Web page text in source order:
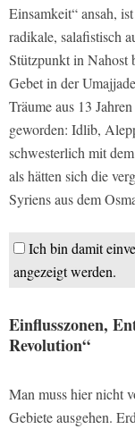
Einsamkeit“ ansah,
radikale, salafistisch
Stützpunkt in Nahost
Gebet in der
Träume aus 13
geworden: Idlib,
schwesterlich mit
als hätten sich die
Syriens aus dem
Ich bin damit
angezeigt werden.
Einflusszonen,
Revolution“
Man muss hier nicht
Gebiete ausgehen.